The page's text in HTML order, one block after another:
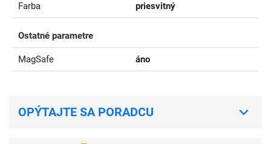
Farba priesvitný
Ostatné parametre
MagSafe áno
OPÝTAJTE SA PORADCU